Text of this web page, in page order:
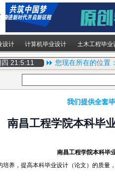
设计 计算机毕业设计 土木工程毕业
21:5:12 您现在所在的位置
我们提供全套
南昌工程学院本科毕
南昌工程学院本科毕
养，提高本科毕业设计（论文）的质